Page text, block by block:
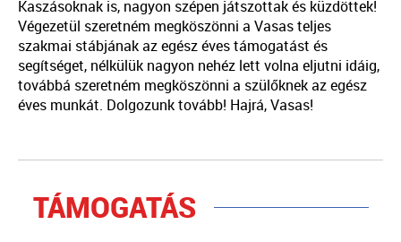
Kaszásoknak is, nagyon szépen játszottak és küzdöttek!
Végezetül szeretném megköszönni a Vasas teljes
szakmai stábjának az egész éves támogatást és
segítséget, nélkülük nagyon nehéz lett volna eljutni idáig,
továbbá szeretném megköszönni a szülőknek az egész
éves munkát. Dolgozunk tovább! Hajrá, Vasas!
TÁMOGATÁS